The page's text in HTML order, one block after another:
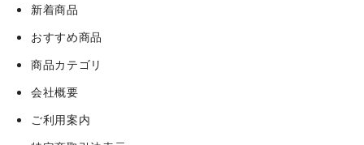
新着商品
おすすめ商品
商品カテゴリ
会社概要
ご利用案内